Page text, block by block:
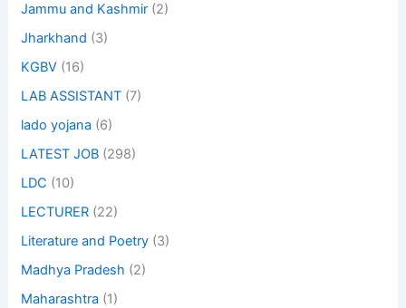
Jammu and Kashmir (2)
Jharkhand (3)
KGBV (16)
LAB ASSISTANT (7)
lado yojana (6)
LATEST JOB (298)
LDC (10)
LECTURER (22)
Literature and Poetry (3)
Madhya Pradesh (2)
Maharashtra (1)